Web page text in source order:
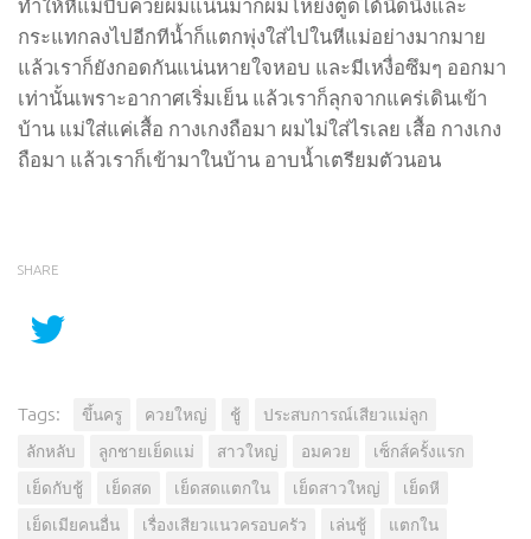
ทำให้หีแม่บีบควยผมแน่นมากผมโหย่งตูดได้นิดนึงและ
กระแทกลงไปอีกทีน้ำก็แตกพุ่งใส่ไปในหีแม่อย่างมากมาย
แล้วเราก็ยังกอดกันแน่นหายใจหอบ และมีเหงื่อซึมๆ ออกมา
เท่านั้นเพราะอากาศเริ่มเย็น แล้วเราก็ลุกจากแคร่เดินเข้า
บ้าน แม่ใส่แค่เสื้อ กางเกงถือมา ผมไม่ใส่ไรเลย เสื้อ กางเกง
ถือมา แล้วเราก็เข้ามาในบ้าน อาบน้ำเตรียมตัวนอน
SHARE
Tags: ขึ้นครู ควยใหญ่ ชู้
ประสบการณ์เสียวแม่ลูก
ลักหลับ
ลูกชายเย็ดแม่ สาวใหญ่ อมควย
เซ็กส์ครั้งแรก
เย็ดกับชู้
เย็ดสด เย็ดสดแตกใน เย็ดสาวใหญ่
เย็ดหี
เย็ดเมียคนอื่น
เรื่องเสียวแนวครอบครัว เล่นชู้ แตกใน